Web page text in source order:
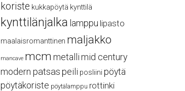
koriste kukkapöytä kynttilä
kynttilänjalka lamppu lipasto
maalaisromanttinen maljakko
mancave mcm metallimid century
modern patsaspeili posliini pöytä
pöytäkoriste pöytälamppu rottinki